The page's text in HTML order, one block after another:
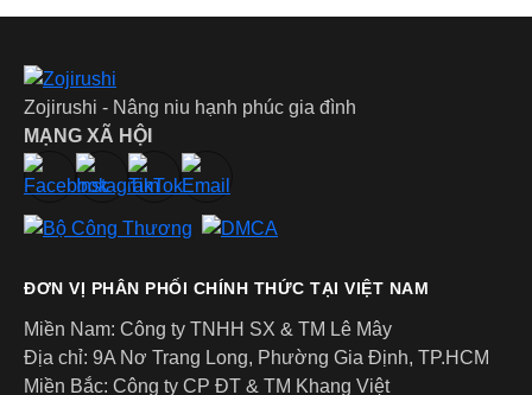
Zojirushi - Nâng niu hạnh phúc gia đình
MẠNG XÃ HỘI
ĐƠN VỊ PHÂN PHỐI CHÍNH THỨC TẠI VIỆT NAM
Miền Nam: Công ty TNHH SX & TM Lê Mây
Địa chỉ: 9A Nơ Trang Long, Phường Gia Định, TP.HCM
Miền Bắc: Công ty CP ĐT & TM Khang Việt